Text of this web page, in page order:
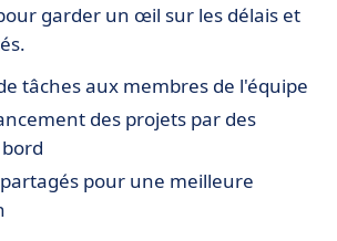
garder un œil sur les délais et
tâches aux membres de l'équipe
des projets par des
pour une meilleure